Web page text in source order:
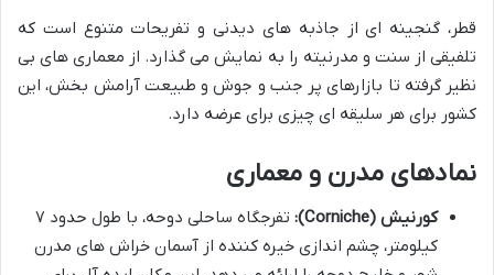
قطر، گنجینه ای از جاذبه های دیدنی و تفریحات متنوع است که
تلفیقی از سنت و مدرنیته را به نمایش می گذارد. از معماری های بی
نظیر گرفته تا بازارهای پر جنب و جوش و طبیعت آرامش بخش، این
کشور برای هر سلیقه ای چیزی برای عرضه دارد.
نمادهای مدرن و معماری
کورنیش (Corniche):
تفرجگاه ساحلی دوحه، با طول حدود ۷
کیلومتر، چشم اندازی خیره کننده از آسمان خراش های مدرن